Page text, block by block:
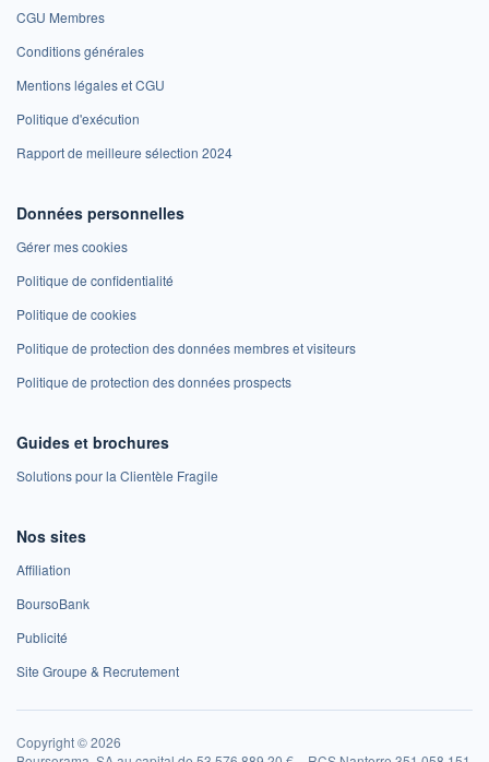
CGU Membres
Conditions générales
Mentions légales et CGU
Politique d'exécution
Rapport de meilleure sélection 2024
Données personnelles
Gérer mes cookies
Politique de confidentialité
Politique de cookies
Politique de protection des données membres et visiteurs
Politique de protection des données prospects
Guides et brochures
Solutions pour la Clientèle Fragile
Nos sites
Affiliation
BoursoBank
Publicité
Site Groupe & Recrutement
Copyright © 2026